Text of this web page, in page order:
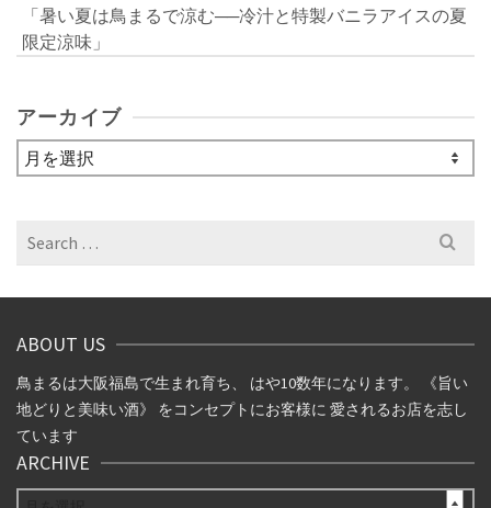
「暑い夏は鳥まるで涼む──冷汁と特製バニラアイスの夏
限定涼味」
アーカイブ
ア
ー
Search
ABOUT US
鳥まるは大阪福島で生まれ育ち、 はや10数年になります。 《旨い
地どりと美味い酒》 をコンセプトにお客様に 愛されるお店を志し
ています
ARCHIVE